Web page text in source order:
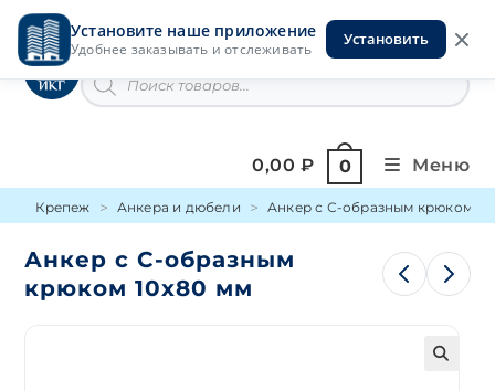
Установите наше приложение
Удобнее заказывать и отслеживать
Установить
Перейти
содержимомуИнструменты на Горской
товаров
0,00₽ 0 Меню
Крепеж Анкера и дюбели Анкер с С-образным крюком
Анкер с С-образным
крюком 10х80 мм